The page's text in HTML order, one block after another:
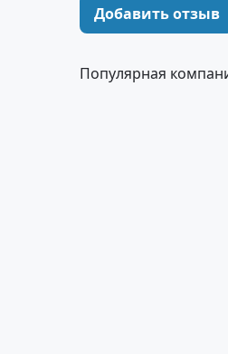
Добавить отзыв
Популярная